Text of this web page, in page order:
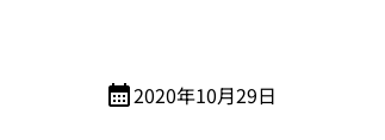
calendar_month2020年10月29日